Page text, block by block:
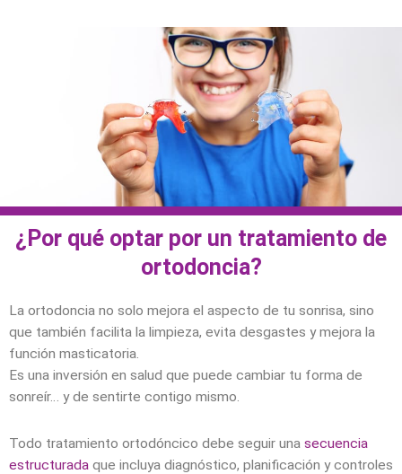
¿Por qué optar por un tratamiento de
ortodoncia?
La ortodoncia no solo mejora el aspecto de tu sonrisa, sino
que también facilita la limpieza, evita desgastes y mejora la
función masticatoria.
Es una inversión en salud que puede cambiar tu forma de
sonreír… y de sentirte contigo mismo.
Todo tratamiento ortodóncico debe seguir una secuencia
estructurada que incluya diagnóstico, planificación y controles